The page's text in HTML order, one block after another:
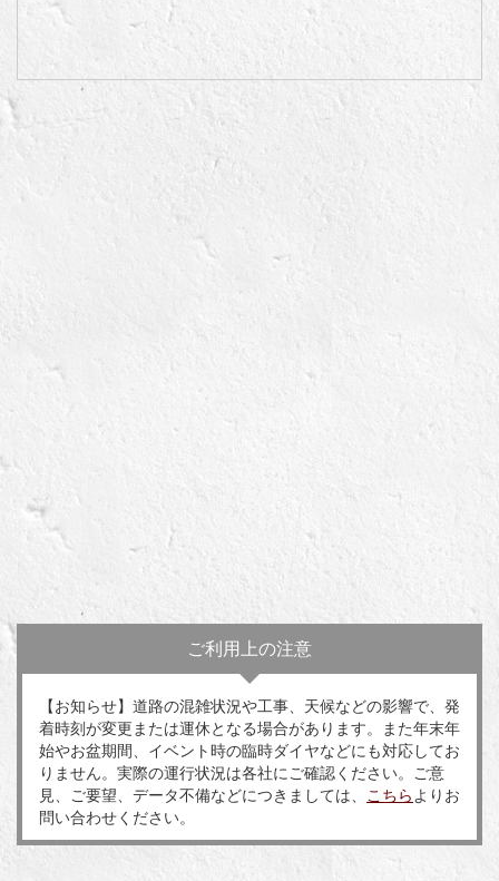
ご利用上の注意
【お知らせ】道路の混雑状況や工事、天候などの影響で、発
着時刻が変更または運休となる場合があります。また年末年
始やお盆期間、イベント時の臨時ダイヤなどにも対応してお
りません。実際の運行状況は各社にご確認ください。ご意
見、ご要望、データ不備などにつきましては、
こちら よりお
問い合わせください。